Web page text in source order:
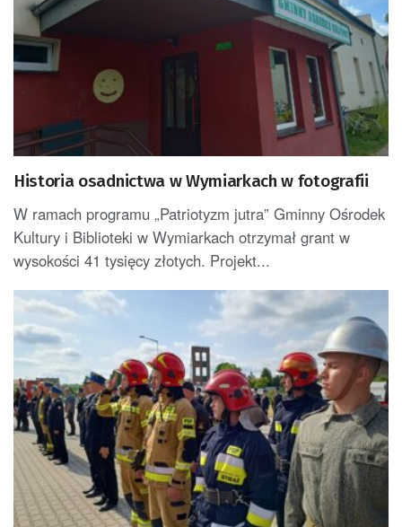
Historia osadnictwa w Wymiarkach w fotografii
W ramach programu „Patriotyzm jutra” Gminny Ośrodek
Kultury i Biblioteki w Wymiarkach otrzymał grant w
wysokości 41 tysięcy złotych. Projekt...